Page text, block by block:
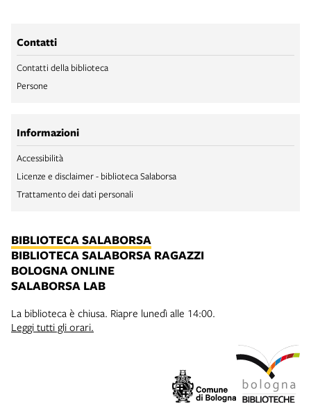
Contatti
Contatti della biblioteca
Persone
Informazioni
Accessibilità
Licenze e disclaimer - biblioteca Salaborsa
Trattamento dei dati personali
BIBLIOTECA SALABORSA
BIBLIOTECA SALABORSA RAGAZZI
BOLOGNA ONLINE
SALABORSA LAB
La biblioteca è chiusa. Riapre lunedì alle 14:00.
Leggi tutti gli orari.